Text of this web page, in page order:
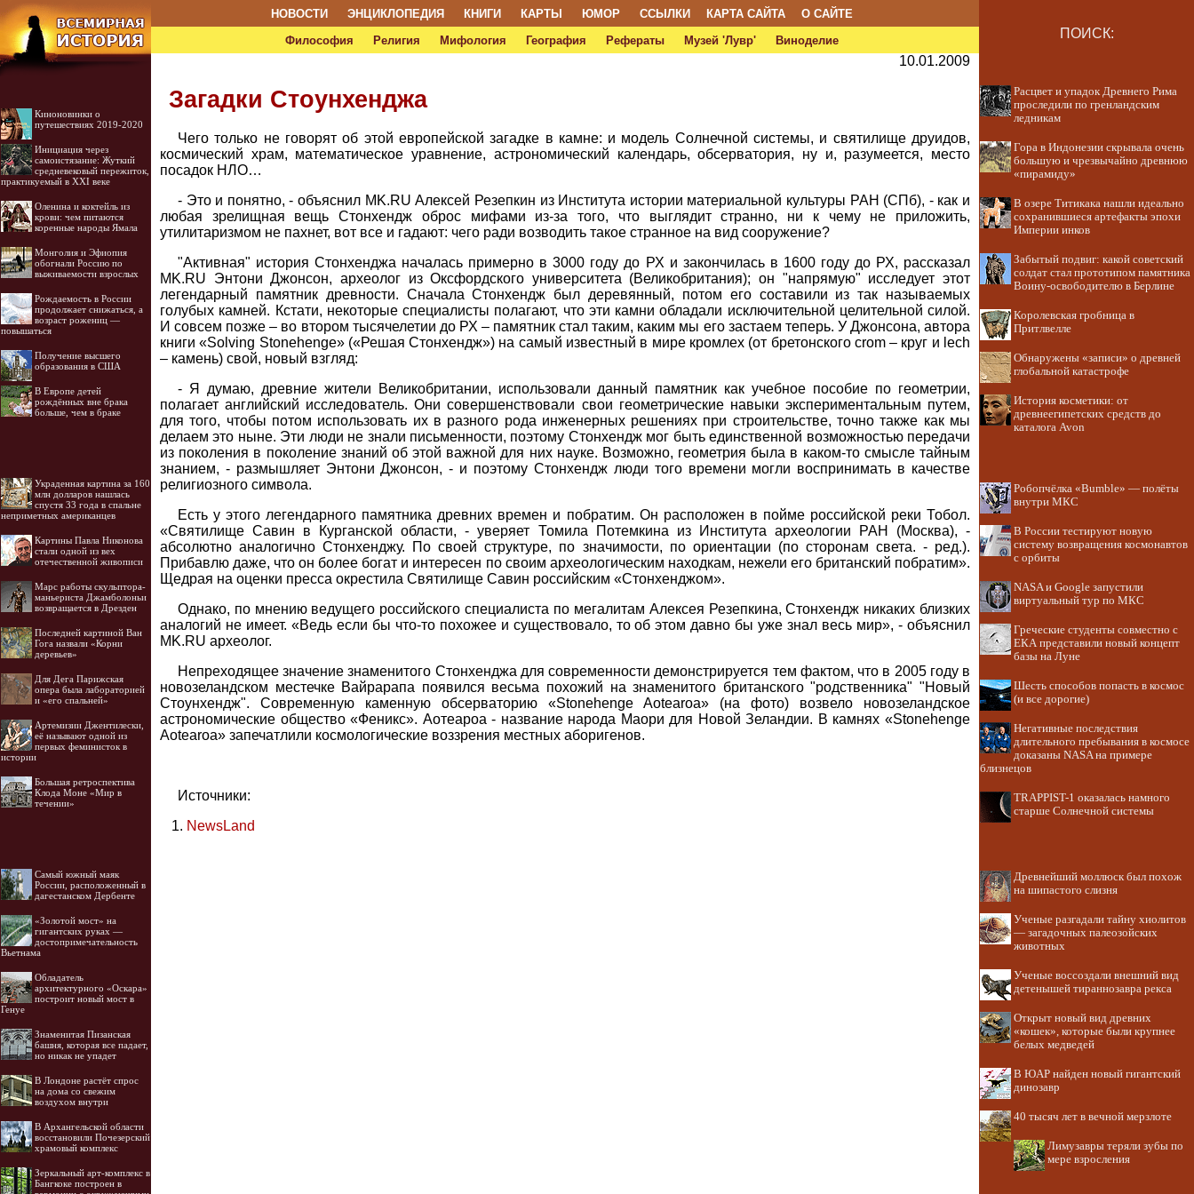
НОВОСТИ ЭНЦИКЛОПЕДИЯ КНИГИ КАРТЫ ЮМОР ССЫЛКИ КАРТА САЙТА
О САЙТЕ
Философия
Религия Мифология География Рефераты Музей 'Лувр' Виноделие ПОИСК:
Киноновинки о
путешествиях 2019-2020
Инициация через
самоистязание: Жуткий
средневековый пережиток,
практикуемый в XXI веке
Оленина и коктейль из
крови: чем питаются
коренные народы Ямала
Монголия и Эфиопия
обогнали Россию по
выживаемости взрослых
Рождаемость в России
продолжает снижаться, а
возраст рожениц —
повышаться
Получение высшего
образования в США
В Европе детей
рождённых вне брака
больше, чем в браке
Украденная картина за 160
млн долларов нашлась
спустя 33 года в спальне
неприметных американцев
Картины Павла Никонова
стали одной из вех
отечественной живописи
Марс работы скульптора-
маньериста Джамболоньи
возвращается в Дрезден
Последней картиной Ван
Гога назвали «Корни
деревьев»
Для Дега Парижская
опера была лабораторией
и «его спальней»
Артемизии Джентилески,
её называют одной из
первых феминисток в
истории
Большая ретроспектива
Клода Моне «Мир в
течении»
Самый южный маяк
России, расположенный в
дагестанском Дербенте
«Золотой мост» на
гигантских руках —
достопримечательность
Вьетнама
Обладатель
архитектурного «Оскара»
построит новый мост в
Генуе
Знаменитая Пизанская
башня, которая все падает,
но никак не упадет
В Лондоне растёт спрос
на дома со свежим
воздухом внутри
В Архангельской области
восстановили Почезерский
храмовый комплекс
Зеркальный арт-комплекс в
Бангкоке построен в
10.01.2009
Загадки Стоунхенджа
Чего только не говорят об этой европейской загадке в камне: и модель Солнечной системы, и святилище друидов,
космический храм, математическое уравнение, астрономический календарь, обсерватория, ну и, разумеется, место
посадок НЛО…
- Это и понятно, - объяснил MK.RU Алексей Резепкин из Института истории материальной культуры РАН (СПб), - как и
любая зрелищная вещь Стонхендж оброс мифами из-за того, что выглядит странно, ни к чему не приложить,
утилитаризмом не пахнет, вот все и гадают: чего ради возводить такое странное на вид сооружение?
"Активная" история Стонхенджа началась примерно в 3000 году до РХ и закончилась в 1600 году до РХ, рассказал
MK.RU Энтони Джонсон, археолог из Оксфордского университета (Великобритания); он "напрямую" исследует этот
легендарный памятник древности. Сначала Стонхендж был деревянный, потом его составили из так называемых
голубых камней. Кстати, некоторые специалисты полагают, что эти камни обладали исключительной целительной силой.
И совсем позже – во втором тысячелетии до РХ – памятник стал таким, каким мы его застаем теперь. У Джонсона, автора
книги «Solving Stonehenge» («Решая Стонхендж») на самый известный в мире кромлех (от бретонского crom – круг и lech
– камень) свой, новый взгляд:
- Я думаю, древние жители Великобритании, использовали данный памятник как учебное пособие по геометрии,
полагает английский исследователь. Они совершенствовали свои геометрические навыки экспериментальным путем,
для того, чтобы потом использовать их в разного рода инженерных решениях при строительстве, точно также как мы
делаем это ныне. Эти люди не знали письменности, поэтому Стонхендж мог быть единственной возможностью передачи
из поколения в поколение знаний об этой важной для них науке. Возможно, геометрия была в каком-то смысле тайным
знанием, - размышляет Энтони Джонсон, - и поэтому Стонхендж люди того времени могли воспринимать в качестве
религиозного символа.
Есть у этого легендарного памятника древних времен и побратим. Он расположен в пойме российской реки Тобол.
«Святилище Савин в Курганской области, - уверяет Томила Потемкина из Института археологии РАН (Москва), -
абсолютно аналогично Стонхенджу. По своей структуре, по значимости, по ориентации (по сторонам света. - ред.).
Прибавлю даже, что он более богат и интересен по своим археологическим находкам, нежели его британский побратим».
Щедрая на оценки пресса окрестила Святилище Савин российским «Стонхенджом».
Однако, по мнению ведущего российского специалиста по мегалитам Алексея Резепкина, Стонхендж никаких близких
аналогий не имеет. «Ведь если бы что-то похожее и существовало, то об этом давно бы уже знал весь мир», - объяснил
MK.RU археолог.
Непреходящее значение знаменитого Стонхенджа для современности демонстрируется тем фактом, что в 2005 году в
новозеландском местечке Вайрарапа появился весьма похожий на знаменитого британского "родственника" "Новый
Стоунхендж". Современную каменную обсерваторию «Stonehenge Aotearoa» (на фото) возвело новозеландское
астрономические общество «Феникс». Аотеароа - название народа Маори для Новой Зеландии. В камнях «Stonehenge
Aotearoa» запечатлили космологические воззрения местных аборигенов.
Источники:
NewsLand
Расцвет и упадок Древнего Рима
проследили по гренландским
ледникам
Гора в Индонезии скрывала очень
большую и чрезвычайно древнюю
«пирамиду»
В озере Титикака нашли идеально
сохранившиеся артефакты эпохи
Империи инков
Забытый подвиг: какой советский
солдат стал прототипом памятника
Воину-освободителю в Берлине
Королевская гробница в
Притлвелле
Обнаружены «записи» о древней
глобальной катастрофе
История косметики: от
древнеегипетских средств до
каталога Avon
Робопчёлка «Bumble» — полёты
внутри МКС
В России тестируют новую
систему возвращения космонавтов
с орбиты
NASA и Google запустили
виртуальный тур по МКС
Греческие студенты совместно с
ЕКА представили новый концепт
базы на Луне
Шесть способов попасть в космос
(и все дорогие)
Негативные последствия
длительного пребывания в космосе
доказаны NASA на примере
близнецов
TRAPPIST-1 оказалась намного
старше Солнечной системы
Древнейший моллюск был похож
на шипастого слизня
Ученые разгадали тайну хиолитов
— загадочных палеозойских
животных
Ученые воссоздали внешний вид
детенышей тираннозавра рекса
Открыт новый вид древних
«кошек», которые были крупнее
белых медведей
В ЮАР найден новый гигантский
динозавр
40 тысяч лет в вечной мерзлоте
Лимузавры теряли зубы по
мере взросления